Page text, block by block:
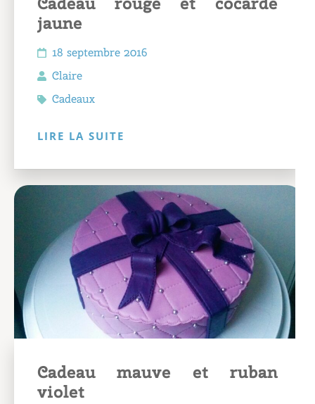
jaune
18 septembre 2016
Claire
Cadeaux
LIRE LA SUITE
Cadeau mauve et ruban
violet